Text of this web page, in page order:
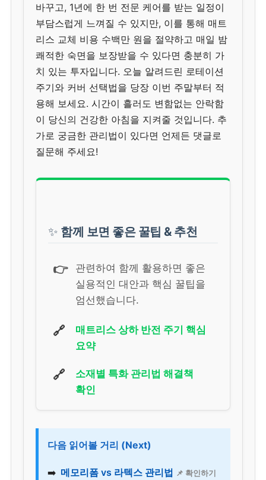
바꾸고, 1년에 한 번 전문 케어를 받는 일정이
부담스럽게 느껴질 수 있지만, 이를 통해 매트
리스 교체 비용 수백만 원을 절약하고 매일 밤
쾌적한 숙면을 보장받을 수 있다면 충분히 가
치 있는 투자입니다. 오늘 알려드린 로테이션
주기와 커버 선택법을 당장 이번 주말부터 적
용해 보세요. 시간이 흘러도 변함없는 안락함
이 당신의 건강한 아침을 지켜줄 것입니다. 추
가로 궁금한 관리법이 있다면 언제든 댓글로
질문해 주세요!
✨ 함께 보면 좋은 꿀팁 & 추천
👉
관련하여 함께 활용하면 좋은
실용적인 대안과 핵심 꿀팁을
엄선했습니다.
🔗
매트리스 상하 반전 주기 핵심
요약
🔗
소재별 특화 관리법 해결책
확인
다음 읽어볼 거리 (Next)
➡️ 메모리폼 vs 라텍스 관리법 📌 확인하기